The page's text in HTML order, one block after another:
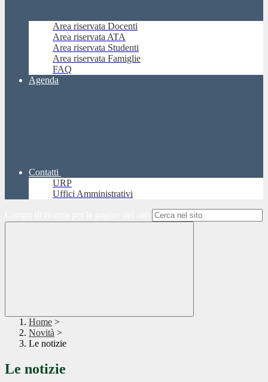
Area riservata Docenti
Area riservata ATA
Area riservata Studenti
Area riservata Famiglie
FAQ
Agenda
Contatti
URP
Uffici Amministrativi
Home >
Novità >
Le notizie
Le notizie